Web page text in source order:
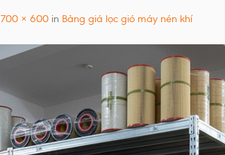
700 × 600 in Bảng giá lọc gió máy nén khí